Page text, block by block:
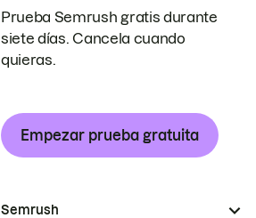
Prueba Semrush gratis durante
siete días. Cancela cuando
quieras.
Empezar prueba gratuita
Semrush